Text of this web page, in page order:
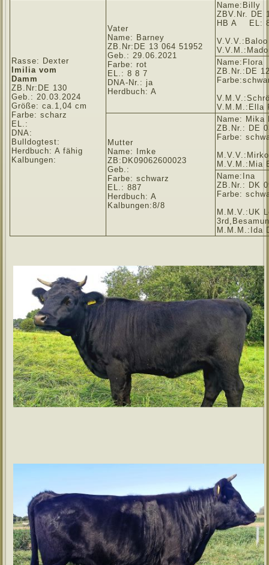
Rasse: Dexter
Imilia vom
Damm
ZB.Nr:DE 130
Geb.: 20.03.2024
Größe: ca.1,04 cm
Farbe: scharz
EL.:
DNA:
Bulldogtest:
Herdbuch: A fähig
Kalbungen:
Vater
Name: Barney
ZB.Nr:DE 13 064 51952
Geb.: 29.06.2021
Farbe: rot
EL.: 8 8 7
DNA-Nr.: ja
Herdbuch: A
Name:Billy
ZBV.Nr. DE
HB A EL:
Name:Flora
ZB.Nr.:DE
V.M.M.:Ella
Mutter
Name: Imke
ZB:DK09062600023
Geb.:
Farbe: schwarz
EL.: 887
Herdbuch: A
Kalbungen:8/8
Name: Mika
ZB.Nr.: DE
Farbe:
M.V.M.:Mia
Name:Ina
ZB.Nr.: DK
Farbe:
M.M.V.:UK
M.M.M.:Ida